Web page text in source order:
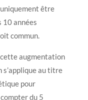
être
10 années
commun.
augmentation
s’applique au titre
pour
du 5